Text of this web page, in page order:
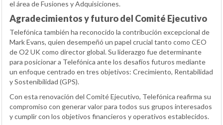
el área de Fusiones y Adquisiciones.
Agradecimientos y futuro del Comité Ejecutivo
Telefónica también ha reconocido la contribución excepcional de
Mark Evans, quien desempeñó un papel crucial tanto como CEO
de O2 UK como director global. Su liderazgo fue determinante
para posicionar a Telefónica ante los desafíos futuros mediante
un enfoque centrado en tres objetivos: Crecimiento, Rentabilidad
y Sostenibilidad (GPS).
Con esta renovación del Comité Ejecutivo, Telefónica reafirma su
compromiso con generar valor para todos sus grupos interesados
y cumplir con los objetivos financieros y operativos establecidos.